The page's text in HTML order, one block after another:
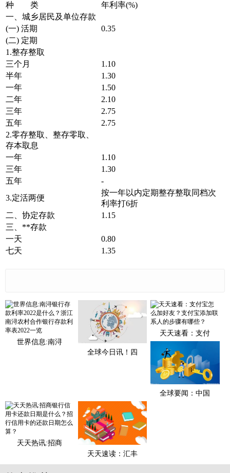
种 类
年利率(%)
一、城乡居民及单位存款
(一) 活期
0.35
(二) 定期
1.整存整取
三个月
1.10
半年
1.30
一年
1.50
二年
2.10
三年
2.75
五年
2.75
2.零存整取、整存零取、
存本取息
一年
1.10
三年
1.30
五年
-
3.定活两便
按一年以内定期整存整取同档次
利率打6折
二、协定存款
1.15
三、**存款
一天
0.80
七天
1.35
世界信息:南浔
全球今日讯！四
天天速看：支付
全球要闻：中国
天天热讯:招商
天天速读：汇丰